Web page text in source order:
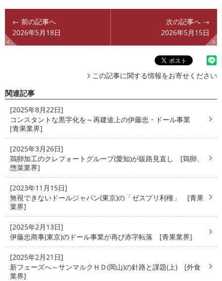
← 前の記事へ
2026年5月18日
次の記事へ →
2026年5月15日
この記事に関する情報をお寄せください
関連記事
[2025年8月22日]
コンスタントな黒字化を～再建途上の伊藤忠・ドール事業
[青果業界]
[2025年3月26日]
鶏卵加工のクレフォートグループ(愛知)が販路見直し [鶏卵、
惣菜業界]
[2023年11月15日]
無視できないドールジャパン(東京)の「ゼスプリ利権」 [青果
業界]
[2025年2月13日]
伊藤忠商事(東京)のドール事業が再び赤字転落 [青果業界]
[2025年2月21日]
新フェーズへ～サンマルクＨＤ(岡山)の針路と課題(上) [外食
業界]